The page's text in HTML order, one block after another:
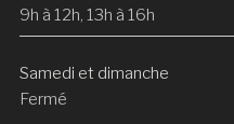
9h à 12h, 13h à 16h
Samedi et dimanche
Fermé